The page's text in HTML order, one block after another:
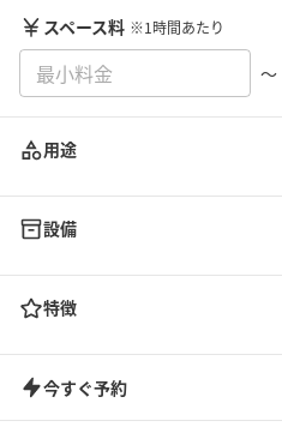
スペース料 ※1時間あたり
〜
用途
設備
特徴
今すぐ予約